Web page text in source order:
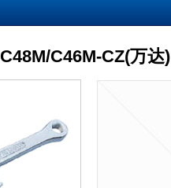
C48M/C46M-CZ(万达)